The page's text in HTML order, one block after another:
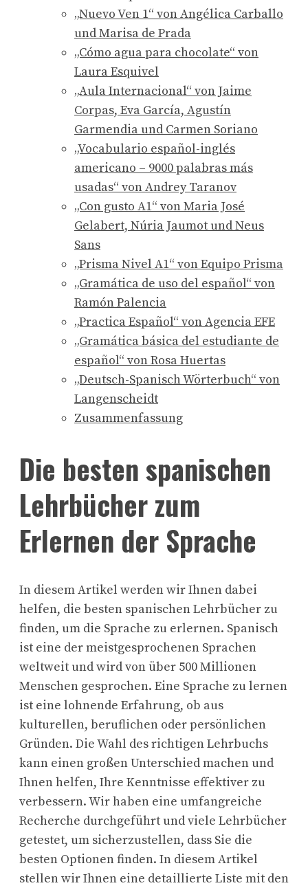
„Nuevo Ven 1“ von Angélica Carballo
und Marisa de Prada
„Cómo agua para chocolate“ von
Laura Esquivel
„Aula Internacional“ von Jaime
Corpas, Eva García, Agustín
Garmendia und Carmen Soriano
„Vocabulario español-inglés
americano – 9000 palabras más
usadas“ von Andrey Taranov
„Con gusto A1“ von Maria José
Gelabert, Núria Jaumot und Neus
Sans
„Prisma Nivel A1“ von Equipo Prisma
„Gramática de uso del español“ von
Ramón Palencia
„Practica Español“ von Agencia EFE
„Gramática básica del estudiante de
español“ von Rosa Huertas
„Deutsch-Spanisch Wörterbuch“ von
Langenscheidt
Zusammenfassung
Die besten spanischen
Lehrbücher zum
Erlernen der Sprache
In diesem Artikel werden wir Ihnen dabei
helfen, die besten spanischen Lehrbücher zu
finden, um die Sprache zu erlernen. Spanisch
ist eine der meistgesprochenen Sprachen
weltweit und wird von über 500 Millionen
Menschen gesprochen. Eine Sprache zu lernen
ist eine lohnende Erfahrung, ob aus
kulturellen, beruflichen oder persönlichen
Gründen. Die Wahl des richtigen Lehrbuchs
kann einen großen Unterschied machen und
Ihnen helfen, Ihre Kenntnisse effektiver zu
verbessern. Wir haben eine umfangreiche
Recherche durchgeführt und viele Lehrbücher
getestet, um sicherzustellen, dass Sie die
besten Optionen finden. In diesem Artikel
stellen wir Ihnen eine detaillierte Liste mit den